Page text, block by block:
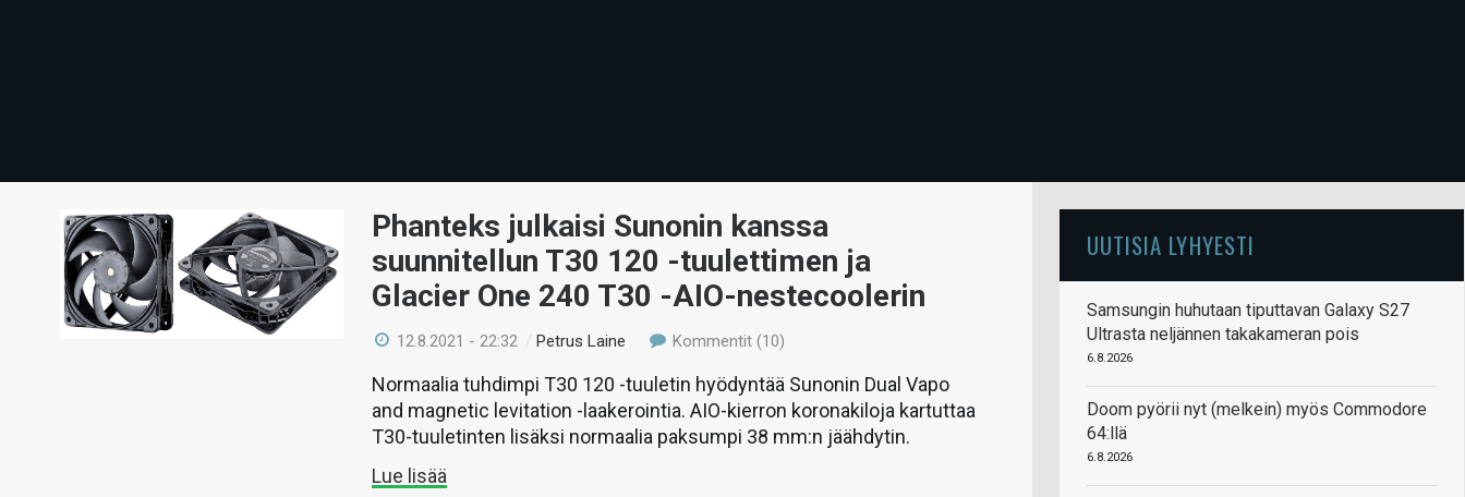
Phanteks julkaisi Sunonin kanssa
suunnitellun T30 120 -tuulettimen ja
Glacier One 240 T30 -AIO-nestecoolerin
12.8.2021 - 22:32 /Petrus Laine Kommentit (10)
Normaalia tuhdimpi T30 120 -tuuletin hyödyntää Sunonin Dual Vapo
and magnetic levitation -laakerointia. AIO-kierron koronakiloja kartuttaa
T30-tuuletinten lisäksi normaalia paksumpi 38 mm:n jäähdytin.
Lue lisää
UUTISIA LYHYESTI
Samsungin huhutaan tiputtavan Galaxy S27
Ultrasta neljännen takakameran pois
6.8.2026
Doom pyörii nyt (melkein) myös Commodore
64:llä
6.8.2026